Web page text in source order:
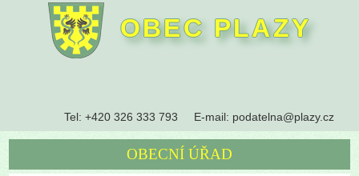
OBEC PLAZY
Tel: +420 326 333 793 E-mail: podatelna@plazy.cz
OBECNÍ ÚŘAD